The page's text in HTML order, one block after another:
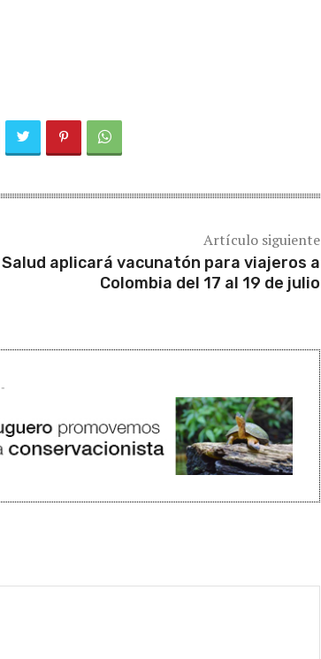
Artículo siguiente
Salud aplicará vacunatón para viajeros a
Colombia del 17 al 19 de julio